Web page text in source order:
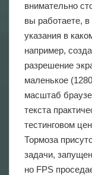
внимательно
вы работаете,
указания в
например,
разрешение
маленькое
масштаб
текста
тестинговом
Тормоза
задачи,
но FPS